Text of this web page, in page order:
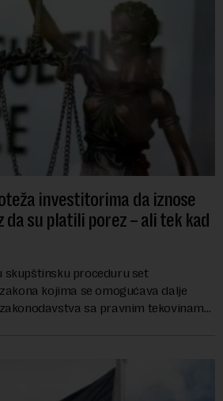
investitorima da iznose
da su platili porez – ali tek kad
skupštinsku proceduru set
kojima se omogućava dalje
sa pravnim tekovinama